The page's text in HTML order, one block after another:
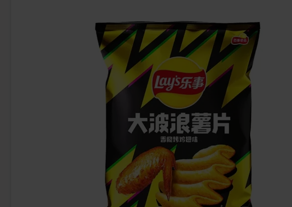
Kinder Bueno White Chokladbit 39g
16.91 kr
-12%
Estrella Dipmix Holiday 26g x 5st
79.50 kr 69.90 kr